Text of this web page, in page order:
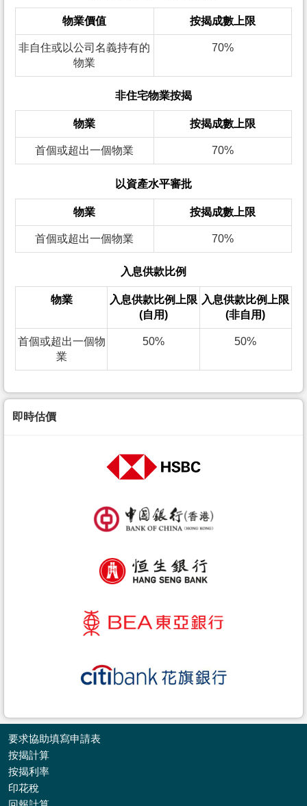
收
物業價值 按揭成數上限
非自住或以公司名義持有的
物業
70%
非住宅物業按揭
物業 按揭成數上限
首個或超出一個物業 70%
以資產水平審批
物業 按揭成數上限
首個或超出一個物業 70%
入息供款比例
物業
入息供款比例上限
(自用)
入息供款比例上限
(非自用)
首個或超出一個物
業
50% 50%
即時估價
要求協助填寫申請表
按揭計算
按揭利率
印花稅